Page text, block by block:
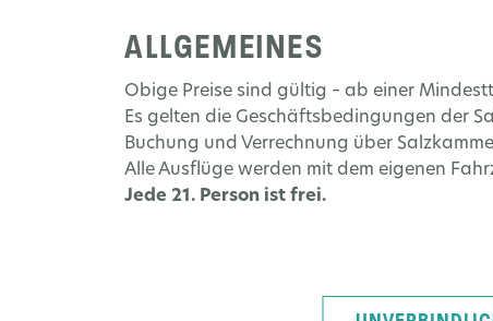
ALLGEMEINES
Obige Preise sind gültig – ab einer
Es gelten die Geschäftsbedingungen der
Buchung und Verrechnung über
Alle Ausflüge werden mit dem eigenen
Jede 21. Person ist frei.